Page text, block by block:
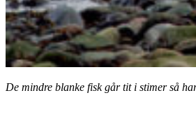
De mindre blanke fisk går tit i stimer så